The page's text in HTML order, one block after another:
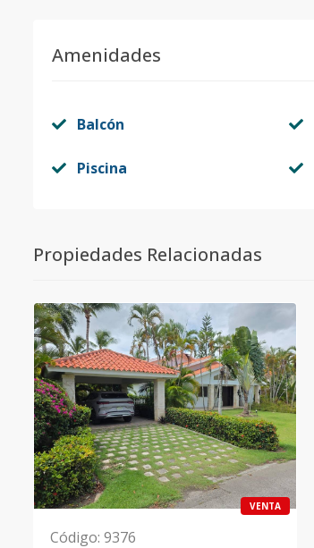
Amenidades
Balcón
Piscina
Propiedades Relacionadas
VENTA
Código: 9376